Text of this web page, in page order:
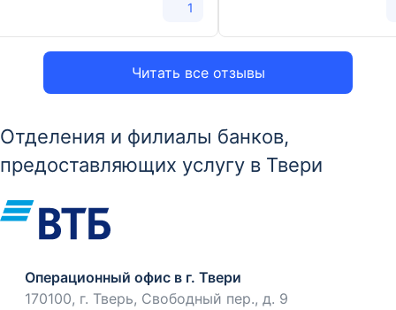
Читать все отзывы
1
Отделения и филиалы банков,
предоставляющих услугу в Твери
Операционный офис в г. Твери
170100, г. Тверь, Свободный пер., д. 9